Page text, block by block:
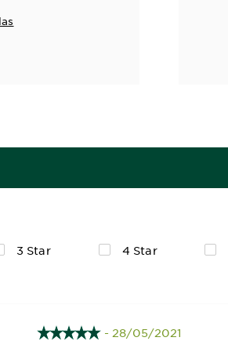
3 Star 4 Star
- 28/05/2021